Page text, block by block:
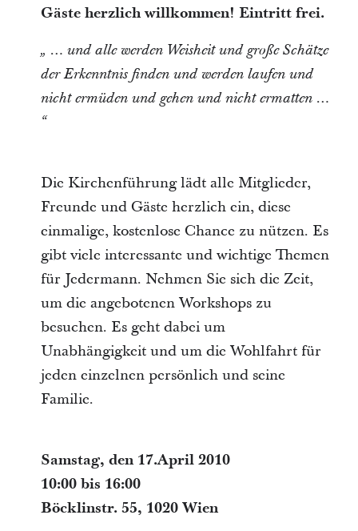
Gäste herzlich willkommen! Eintritt frei.
„ … und alle werden Weisheit und große Schätze
der Erkenntnis finden und werden laufen und
nicht ermüden und gehen und nicht ermatten …
“
Die Kirchenführung lädt alle Mitglieder,
Freunde und Gäste herzlich ein, diese
einmalige, kostenlose Chance zu nützen. Es
gibt viele interessante und wichtige Themen
für Jedermann. Nehmen Sie sich die Zeit,
um die angebotenen Workshops zu
besuchen. Es geht dabei um
Unabhängigkeit und um die Wohlfahrt für
jeden einzelnen persönlich und seine
Familie.
Samstag, den 17.April 2010
10:00 bis 16:00
Böcklinstr. 55, 1020 Wien